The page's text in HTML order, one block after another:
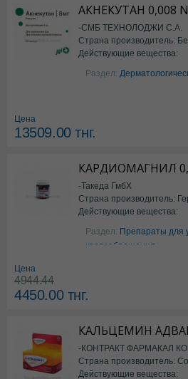
АКНЕКУТАН 0,008
-СМБ ТЕХНОЛОДЖИ С.А.
Страна производитель:
Действующие вещества:
Изотретиноин
Раздел:
Цена
13509.00тнг.
КАРДИОМАГНИЛ
-Такеда ГмбХ
Страна производитель:
Действующие вещества:
Раздел: Препараты для
кровообращения
Цена
4944.44
4450.00тнг.
КАЛЬЦЕМИН
-КОНТРАКТ ФАРМАКАЛ
Страна производитель:
Америки
Действующие вещества: